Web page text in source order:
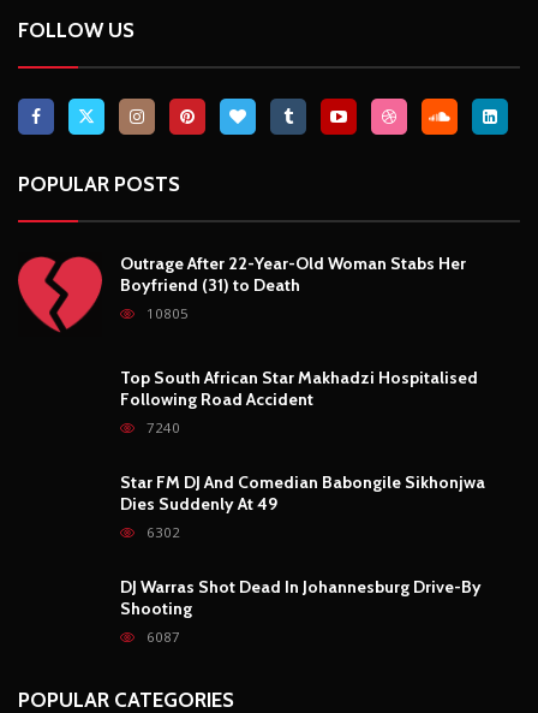
FOLLOW US
POPULAR POSTS
Outrage After 22-Year-Old Woman Stabs Her
Boyfriend (31) to Death
10805
Top South African Star Makhadzi Hospitalised
Following Road Accident
7240
Star FM DJ And Comedian Babongile Sikhonjwa
Dies Suddenly At 49
6302
DJ Warras Shot Dead In Johannesburg Drive-By
Shooting
6087
POPULAR CATEGORIES